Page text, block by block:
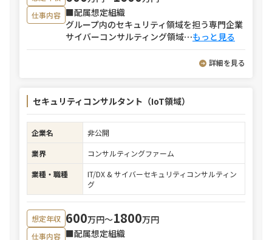
仕事内容 ■配属想定組織
グループ内のセキュリティ領域を担う専門企業
サイバーコンサルティング領域⋯もっと見る
詳細を見る
セキュリティコンサルタント（IoT領域）
企業名
非公開
業界
コンサルティングファーム
業種・職種
IT/DX & サイバーセキュリティコンサルティン
グ
想定年収 600万円〜1800万円
仕事内容 ■配属想定組織